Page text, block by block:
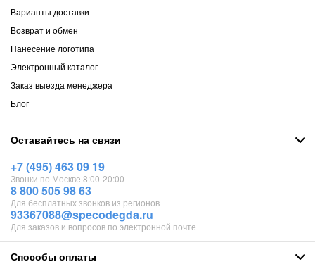
Варианты доставки
Возврат и обмен
Нанесение логотипа
Электронный каталог
Заказ выезда менеджера
Блог
Оставайтесь на связи
+7 (495) 463 09 19
Звонки по Москве 8:00-20:00
8 800 505 98 63
Для бесплатных звонков из регионов
93367088@specodegda.ru
Для заказов и вопросов по электронной почте
Способы оплаты